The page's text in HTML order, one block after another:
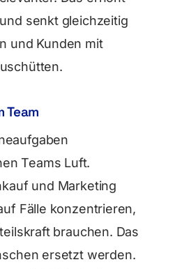
senkt gleichzeitig
und Kunden mit
Team
Teams Luft.
und Marketing
Fälle konzentrieren,
brauchen. Das
ersetzt werden.